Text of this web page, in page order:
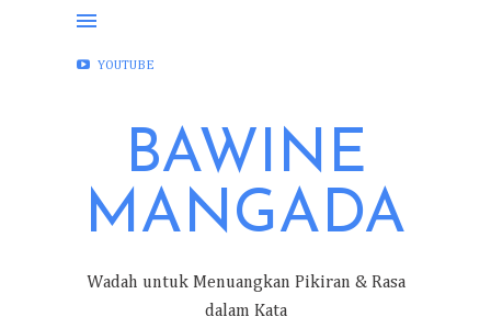
FACEBOOK
YOUTUBE
BAWINE
MANGADA
Wadah untuk Menuangkan Pikiran & Rasa
dalam Kata